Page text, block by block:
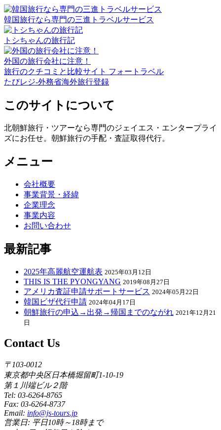
韓国旅行なら専門の三進トラベルサービス
トシちゃんの旅行記
外国の旅行会社に注意！
旅行のクチコミと比較サイト フォートラベル
たびレジ-外務省海外旅行登録
このサイトについて
北朝鮮旅行・ツアーなら専門のジェイエス・エンタープライ
ズにお任せ。朝鮮旅行の手配・査証取得代行。
メニュー
会社概要
事業背景・経緯
企業理念
事業内容
お問い合わせ
最新記事
2025年高麗航空運航表 2025年03月12日
THIS IS THE PYONGYANG 2019年08月27日
アメリカ査証申請サポートサービス 2024年05月22日
韓国ビザ代行申請 2024年04月17日
朝鮮旅行の申込→出発→帰国までのながれ 2021年12月21
日
Contact Us
〒103-0012
東京都中央区日本橋堀留町1-10-19
第１川端ビル２階
Tel: 03-6264-8765
Fax: 03-6264-8737
Email: info@js-tours.jp
営業日: 平日10時～18時まで